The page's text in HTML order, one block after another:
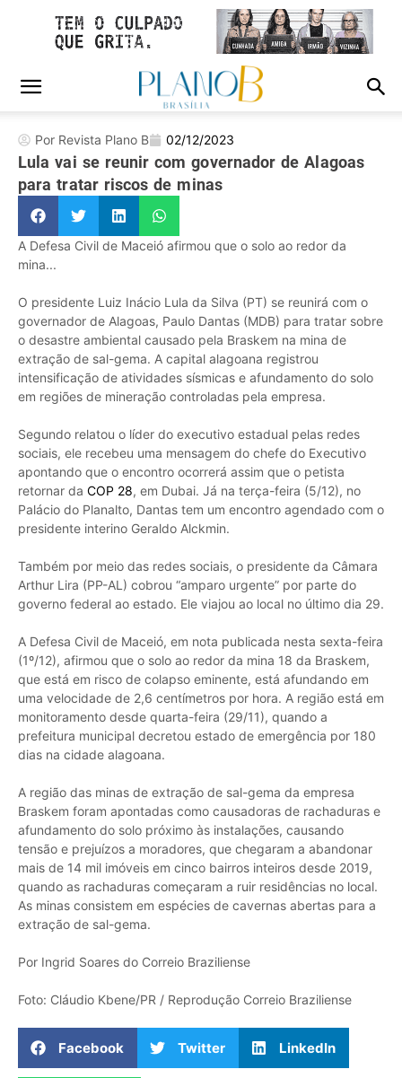
Por Revista Plano B 02/12/2023
Lula vai se reunir com governador de Alagoas
para tratar riscos de minas
A Defesa Civil de Maceió afirmou que o solo ao redor da
mina...
O presidente Luiz Inácio Lula da Silva (PT) se reunirá com o
governador de Alagoas, Paulo Dantas (MDB) para tratar sobre
o desastre ambiental causado pela Braskem na mina de
extração de sal-gema. A capital alagoana registrou
intensificação de atividades sísmicas e afundamento do solo
em regiões de mineração controladas pela empresa.
Segundo relatou o líder do executivo estadual pelas redes
sociais, ele recebeu uma mensagem do chefe do Executivo
apontando que o encontro ocorrerá assim que o petista
retornar da COP 28, em Dubai. Já na terça-feira (5/12), no
Palácio do Planalto, Dantas tem um encontro agendado com o
presidente interino Geraldo Alckmin.
Também por meio das redes sociais, o presidente da Câmara
Arthur Lira (PP-AL) cobrou “amparo urgente” por parte do
governo federal ao estado. Ele viajou ao local no último dia 29.
A Defesa Civil de Maceió, em nota publicada nesta sexta-feira
(1º/12), afirmou que o solo ao redor da mina 18 da Braskem,
que está em risco de colapso eminente, está afundando em
uma velocidade de 2,6 centímetros por hora. A região está em
monitoramento desde quarta-feira (29/11), quando a
prefeitura municipal decretou estado de emergência por 180
dias na cidade alagoana.
A região das minas de extração de sal-gema da empresa
Braskem foram apontadas como causadoras de rachaduras e
afundamento do solo próximo às instalações, causando
tensão e prejuízos a moradores, que chegaram a abandonar
mais de 14 mil imóveis em cinco bairros inteiros desde 2019,
quando as rachaduras começaram a ruir residências no local.
As minas consistem em espécies de cavernas abertas para a
extração de sal-gema.
Por Ingrid Soares do Correio Braziliense
Foto: Cláudio Kbene/PR / Reprodução Correio Braziliense
Facebook Twitter LinkedIn